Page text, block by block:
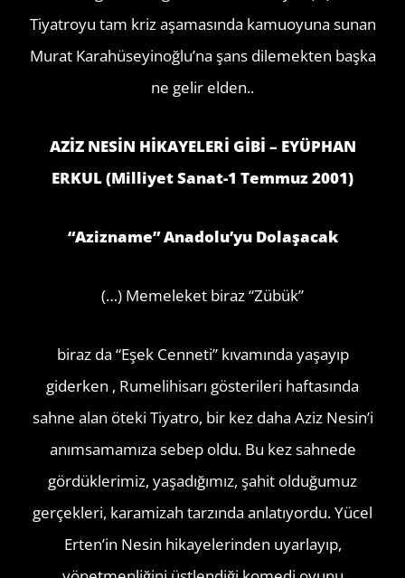
Tiyatroyu tam kriz aşamasında kamuoyuna sunan
Murat Karahüseyinoğlu’na şans dilemekten başka
ne gelir elden..
AZİZ NESİN HİKAYELERİ GİBİ – EYÜPHAN
ERKUL (Milliyet Sanat-1 Temmuz 2001)
“Azizname” Anadolu’yu Dolaşacak
(…) Memeleket biraz “Zübük”
biraz da “Eşek Cenneti” kıvamında yaşayıp
giderken , Rumelihisarı gösterileri haftasında
sahne alan öteki Tiyatro, bir kez daha Aziz Nesin’i
anımsamamıza sebep oldu. Bu kez sahnede
gördüklerimiz, yaşadığımız, şahit olduğumuz
gerçekleri, karamizah tarzında anlatıyordu. Yücel
Erten’in Nesin hikayelerinden uyarlayıp,